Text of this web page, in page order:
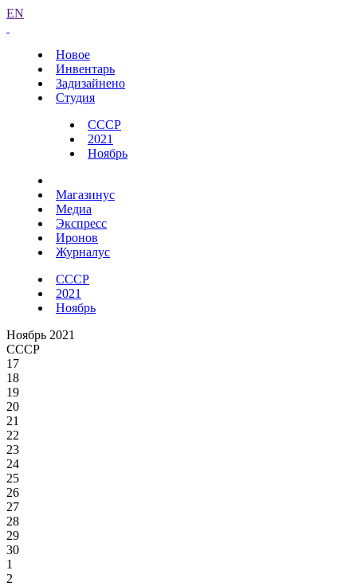
EN
Новое
Инвентарь
Задизайнено
Студия
СССР
2021
Ноябрь
Магазинус
Медиа
Экспресс
Иронов
Журналус
СССР
2021
Ноябрь
Ноябрь 2021
СССР
17
18
19
20
21
22
23
24
25
26
27
28
29
30
1
2